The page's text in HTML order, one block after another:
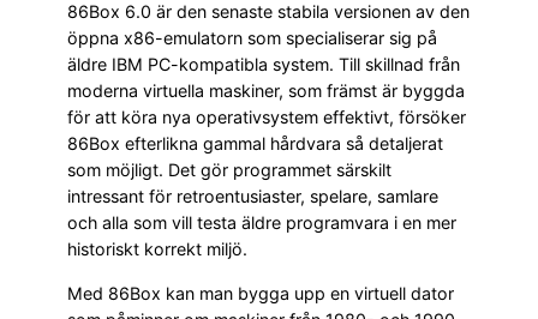
86Box 6.0 är den senaste stabila versionen av den
öppna x86-emulatorn som specialiserar sig på
äldre IBM PC-kompatibla system. Till skillnad från
moderna virtuella maskiner, som främst är byggda
för att köra nya operativsystem effektivt, försöker
86Box efterlikna gammal hårdvara så detaljerat
som möjligt. Det gör programmet särskilt
intressant för retroentusiaster, spelare, samlare
och alla som vill testa äldre programvara i en mer
historiskt korrekt miljö.
Med 86Box kan man bygga upp en virtuell dator